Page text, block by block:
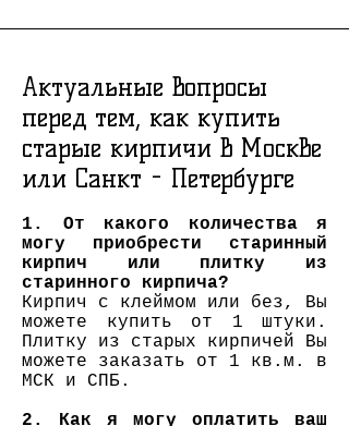
Актуальные вопросы
перед тем, как купить
старые кирпичи в Москве
или Санкт - Петербурге
1. От какого количества я
могу приобрести старинный
кирпич или плитку из
старинного кирпича?
Кирпич с клеймом или без, Вы
можете купить от 1 штуки.
Плитку из старых кирпичей Вы
можете заказать от 1 кв.м. в
МСК и СПБ.
2. Как я могу оплатить ваш